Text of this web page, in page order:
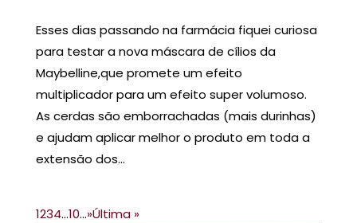
Esses dias passando na farmácia fiquei curiosa
para testar a nova máscara de cílios da
Maybelline,que promete um efeito
multiplicador para um efeito super volumoso.
As cerdas são emborrachadas (mais durinhas)
e ajudam aplicar melhor o produto em toda a
extensão dos...
1234...10...»Última »